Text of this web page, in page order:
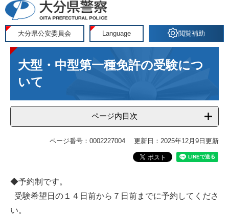
ペ
ジ
の
メ
ュ
ー
大分県公安委員会 Language 閲覧補助
本
大型・中型第一種免許の受験につ
いて
ページ内目次
ページ番号：0002227004 更新日：2025年12月9日更新
◆予約制です。
受験希望日の１４日前から７日前までに予約してくださ
い。